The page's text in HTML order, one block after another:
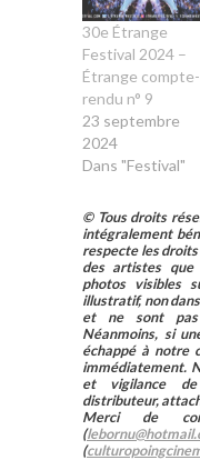
30e Étrange
Festival 2024 –
Étrange compte-
rendu n° 9
23 septembre
2024
Dans "Festival"
© Tous droits
intégralement
respecte les
des artistes que
photos visibles
illustratif, non
et ne sont pas
Néanmoins, si
échappé à notre
immédiatement.
et vigilance
distributeur,
Merci de
(
(